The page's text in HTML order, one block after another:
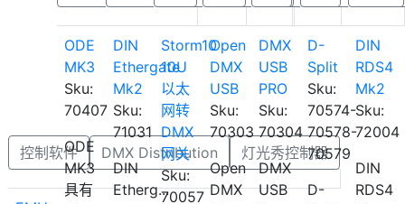
控制软件 DMX Distribution 灯光秀控制器
ODE
MK3
Sku:
70407
ODE
MK3
具有
DIN
Ethergate
Mk2
Sku:
71031
DIN
Etherg...
Storm10
10U
以太
网转
DMX
网关
Sku:
70057
Open
DMX
USB
Sku:
70303
Open
DMX
DMX
USB
PRO
Sku:
70304
DMX
USB
D-
Split
Sku:
70574-
70578-
70579
D-
DIN
RDS4
Mk2
Sku:
72004
DIN
RDS4